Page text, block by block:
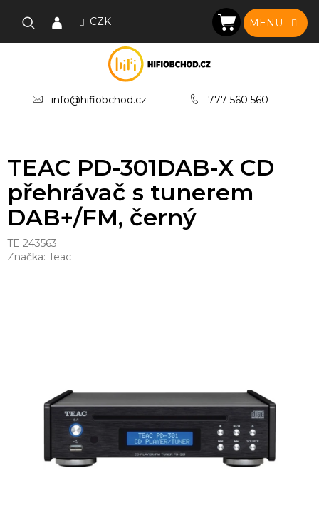
CZK
info@hifiobchod.cz 777 560 560
NÁKUPNÍ
KOŠÍK
TEAC PD-301DAB-X CD
přehrávač s tunerem
DAB+/FM, černý
TE 243563
Značka: Teac